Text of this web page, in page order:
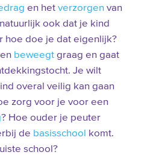
en het verzorgen van
ook dat je kind
hoe doe je dat eigenlijk?
beweegtgraag en gaat
Je wilt
overal veilig kan gaan
zorg voor je voor een
? Hoe ouder je peuter
de basisschool
komt.
school?